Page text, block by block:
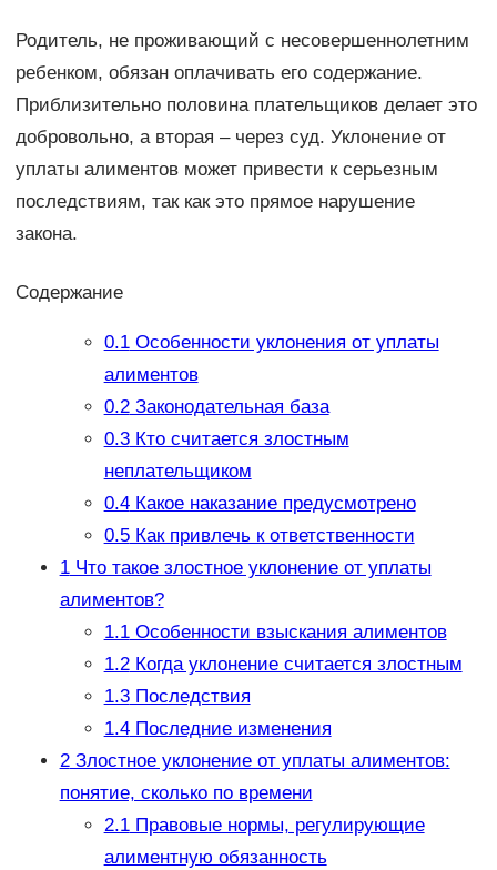
Родитель, не проживающий с несовершеннолетним
ребенком, обязан оплачивать его содержание.
Приблизительно половина плательщиков делает это
добровольно, а вторая – через суд. Уклонение от
уплаты алиментов может привести к серьезным
последствиям, так как это прямое нарушение
закона.
Содержание
0.1Особенности уклонения от уплаты
алиментов
0.2Законодательная база
0.3Кто считается злостным
неплательщиком
0.4Какое наказание предусмотрено
0.5Как привлечь к ответственности
1Что такое злостное уклонение от уплаты
алиментов?
1.1Особенности взыскания алиментов
1.2Когда уклонение считается злостным
1.3Последствия
1.4Последние изменения
2Злостное уклонение от уплаты алиментов:
понятие, сколько по времени
2.1Правовые нормы, регулирующие
алиментную обязанность